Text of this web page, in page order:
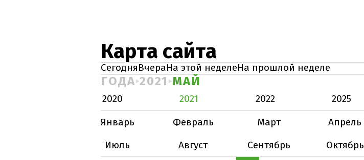
Карта сайта
СегодняВчераНа этой неделеНа прошлой неделе
ГОДА 2021 МАЙ
2020 2021 2022 2025
Январь
Февраль Март Апрель
Июль
Август Сентябрь Октябрь